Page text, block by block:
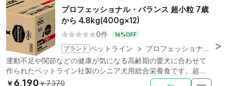
プロフェッショナル・バランス 超小粒 7歳
から 4.8kg(400g×12)
0件 16%OFF
ブランド ペットライン > プロフェッショナル・バランス
運動不足や関節などの健康が気になる高齢期の愛犬に合わせて
作られたペットライン社製のシニア犬用総合栄養食です。超小
粒。
￥ 6,190￥7,370